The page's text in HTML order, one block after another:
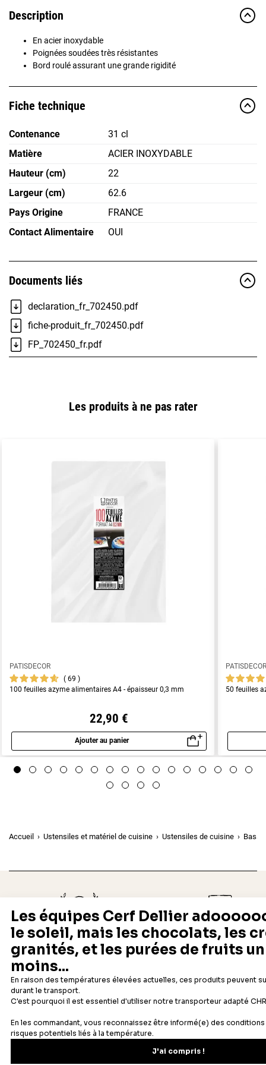
Description
En acier inoxydable
Poignées soudées très résistantes
Bord roulé assurant une grande rigidité
Fiche technique
Contenance
31 cl
Matière
ACIER INOXYDABLE
Hauteur (cm)
22
Largeur (cm)
62.6
Pays Origine
FRANCE
Contact Alimentaire
OUI
Documents liés
declaration_fr_702450.pdf
fiche-produit_fr_702450.pdf
FP_702450_fr.pdf
Les produits à ne pas rater
PATISDECOR
69
100 feuilles azyme alimentaires A4 - épaisseur 0,3 mm
22,90 €
Ajouter au panier
Aperçu rapide
50 feuilles
Accueil Ustensiles et matériel de cuisine Ustensiles de cuisine
Depuis 1932
Fabricant français reconnu
Livraison rapide 24/48h
Offerte dès 69 € en point
Newsletter
Recevez les recettes, astuces et offres spéciales.